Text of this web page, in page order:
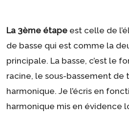
La 3ème étape est celle de
de basse qui est comme la
principale. La basse, c’est le
racine, le sous-bassement de
harmonique. Je l’écris en
harmonique mis en évidence